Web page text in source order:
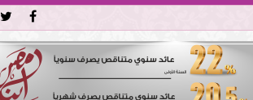

